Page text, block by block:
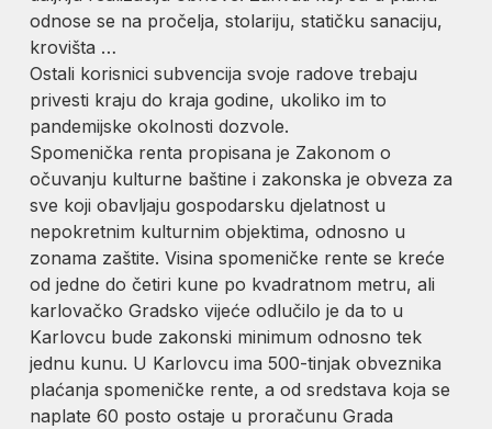
odnose se na pročelja, stolariju, statičku sanaciju,
krovišta …
Ostali korisnici subvencija svoje radove trebaju
privesti kraju do kraja godine, ukoliko im to
pandemijske okolnosti dozvole.
Spomenička renta propisana je Zakonom o
očuvanju kulturne baštine i zakonska je obveza za
sve koji obavljaju gospodarsku djelatnost u
nepokretnim kulturnim objektima, odnosno u
zonama zaštite. Visina spomeničke rente se kreće
od jedne do četiri kune po kvadratnom metru, ali
karlovačko Gradsko vijeće odlučilo je da to u
Karlovcu bude zakonski minimum odnosno tek
jednu kunu. U Karlovcu ima 500-tinjak obveznika
plaćanja spomeničke rente, a od sredstava koja se
naplate 60 posto ostaje u proračunu Grada